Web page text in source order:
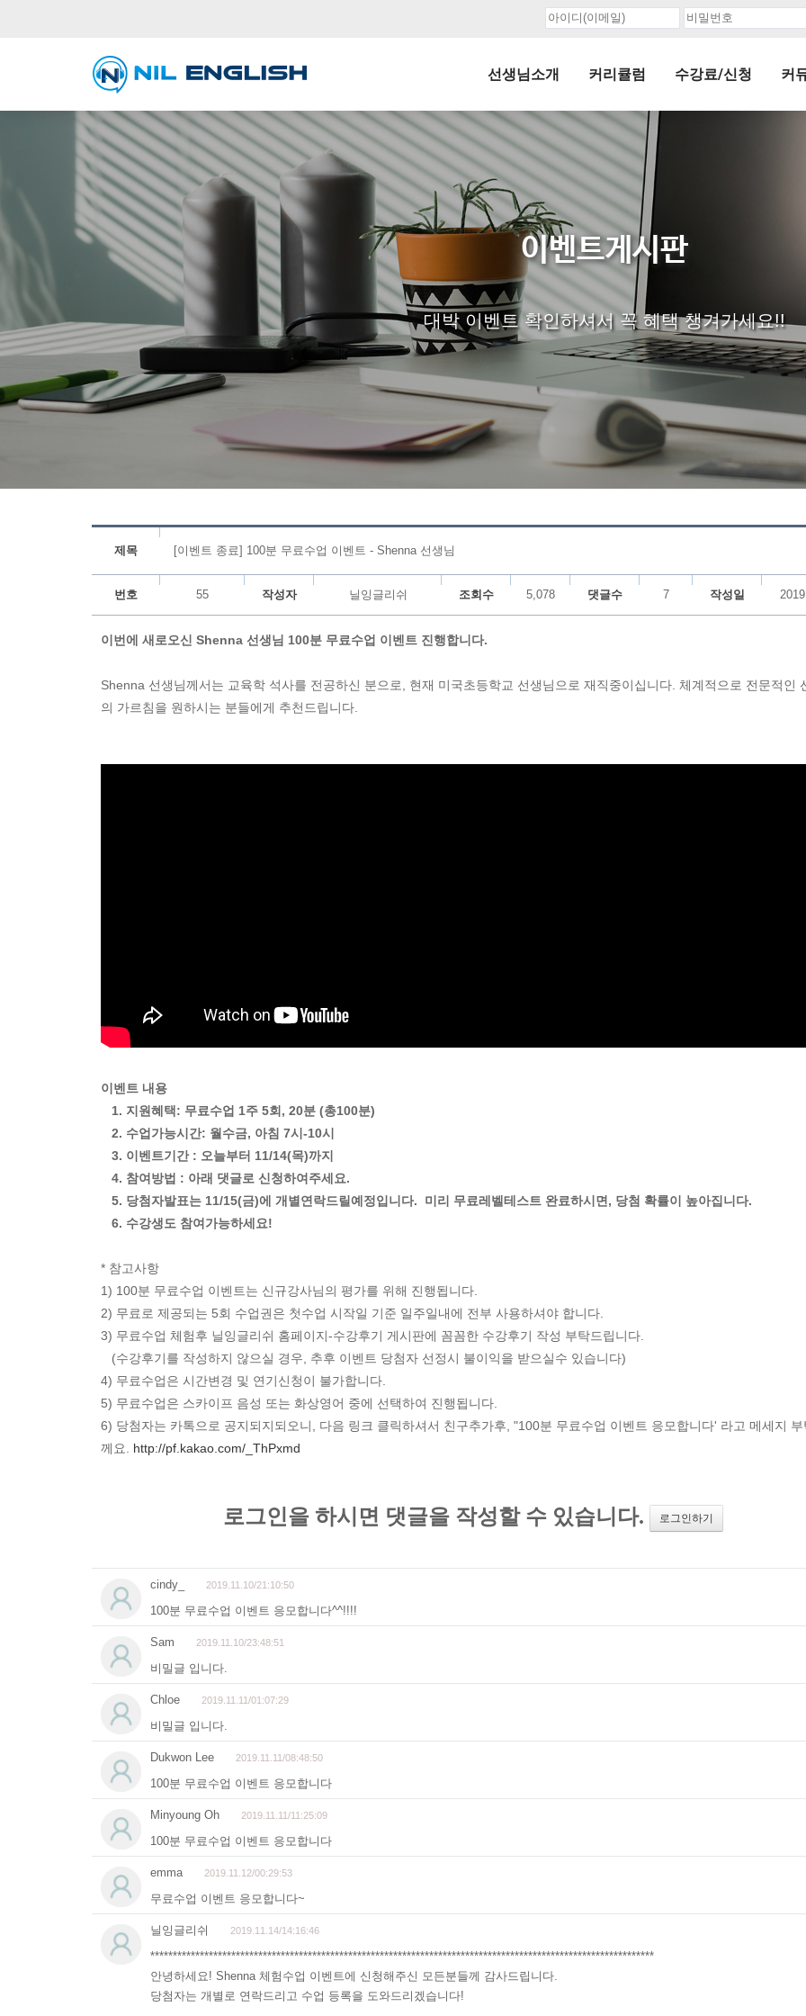
선생님소개 커리큘럼 수강료/신청 커
이벤트게시판
대박 이벤트 확인하셔서 꼭 혜택 챙겨가세요!!
제목 [이벤트 종료] 100분 무료수업 이벤트 - Shenna 선생님
번호 55 작성자 닐잉글리쉬 조회수 5,078 댓글수 7 작성일
이번에 새로오신 Shenna 선생님 100분 무료수업 이벤트 진행합니다.
Shenna 선생님께서는 교육학 석사를 전공하신 분으로, 현재 미국초등학교 선생님으로 재직중이십니다. 체계적으로 전문적인
의 가르침을 원하시는 분들에게 추천드립니다.
이벤트 내용
1. 지원혜택: 무료수업 1주 5회, 20분 (총100분)
2. 수업가능시간: 월수금, 아침 7시-10시
3. 이벤트기간 : 오늘부터 11/14(목)까지
4. 참여방법 : 아래 댓글로 신청하여주세요.
5. 당첨자발표는 11/15(금)에 개별연락드릴예정입니다. 미리 무료레벨테스트 완료하시면, 당첨 확률이 높아집니다.
6. 수강생도 참여가능하세요!
* 참고사항
1) 100분 무료수업 이벤트는 신규강사님의 평가를 위해 진행됩니다.
2) 무료로 제공되는 5회 수업권은 첫수업 시작일 기준 일주일내에 전부 사용하셔야 합니다.
3) 무료수업 체험후 닐잉글리쉬 홈페이지-수강후기 게시판에 꼼꼼한 수강후기 작성 부탁드립니다.
(수강후기를 작성하지 않으실 경우, 추후 이벤트 당첨자 선정시 불이익을 받으실수 있습니다)
4) 무료수업은 시간변경 및 연기신청이 불가합니다.
5) 무료수업은 스카이프 음성 또는 화상영어 중에 선택하여 진행됩니다.
6) 당첨자는 카톡으로 공지되지되오니, 다음 링크 클릭하셔서 친구추가후, "100분 무료수업 이벤트 응모합니다' 라고 메세지
께요. http://pf.kakao.com/_ThPxmd